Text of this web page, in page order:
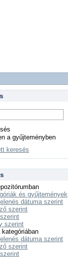
a gyűjteményben
keresés
és gyűjtemények
dátuma szerint
szerint
szerint
kategóriában
dátuma szerint
szerint